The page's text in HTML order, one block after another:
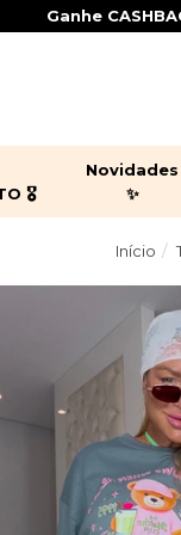
Ganhe
🎖️
Novidades
✨
Início